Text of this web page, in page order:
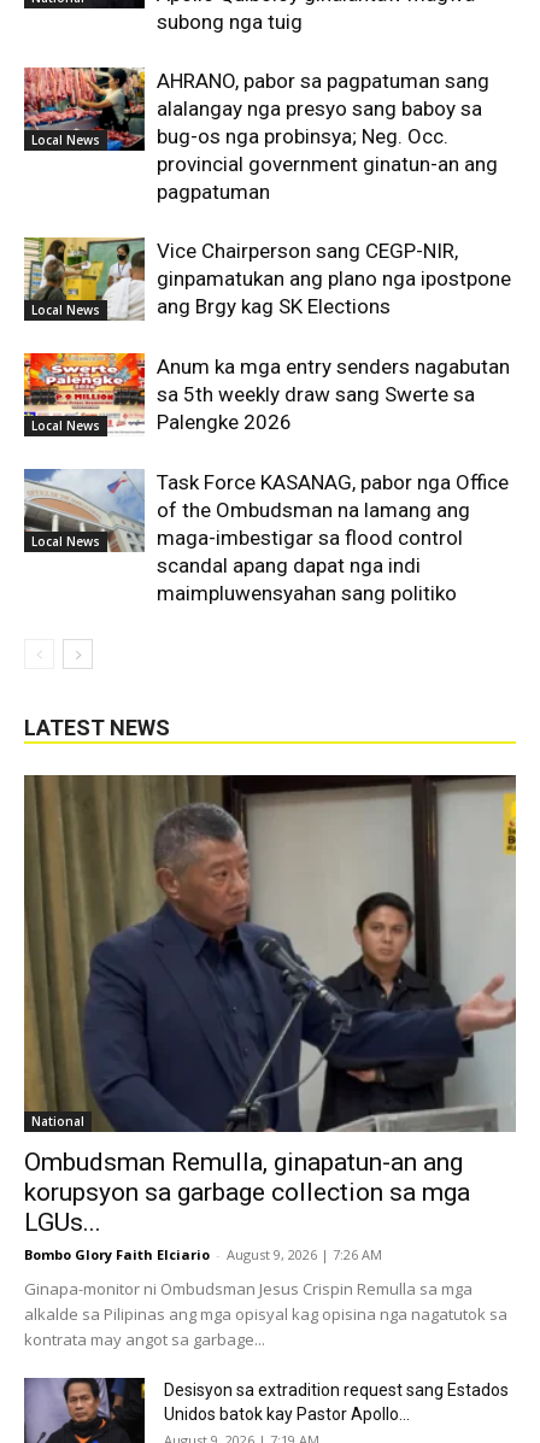
subong nga tuig
Local News
AHRANO, pabor sa pagpatuman sang
alalangay nga presyo sang baboy sa
bug-os nga probinsya; Neg. Occ.
provincial government ginatun-an ang
pagpatuman
Local News
Vice Chairperson sang CEGP-NIR,
ginpamatukan ang plano nga ipostpone
ang Brgy kag SK Elections
Local News
Anum ka mga entry senders nagabutan
sa 5th weekly draw sang Swerte sa
Palengke 2026
Local News
Task Force KASANAG, pabor nga Office
of the Ombudsman na lamang ang
maga-imbestigar sa flood control
scandal apang dapat nga indi
maimpluwensyahan sang politiko
LATEST NEWS
National
Ombudsman Remulla, ginapatun-an ang
korupsyon sa garbage collection sa mga
LGUs...
Bombo Glory Faith Elciario - August 9, 2026 | 7:26 AM
Ginapa-monitor ni Ombudsman Jesus Crispin Remulla sa mga
alkalde sa Pilipinas ang mga opisyal kag opisina nga nagatutok sa
kontrata may angot sa garbage...
Desisyon sa extradition request sang Estados
Unidos batok kay Pastor Apollo...